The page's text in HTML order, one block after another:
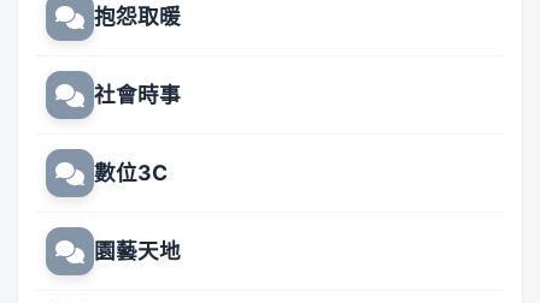
抱怨取暖
社會時事
數位3C
園藝天地